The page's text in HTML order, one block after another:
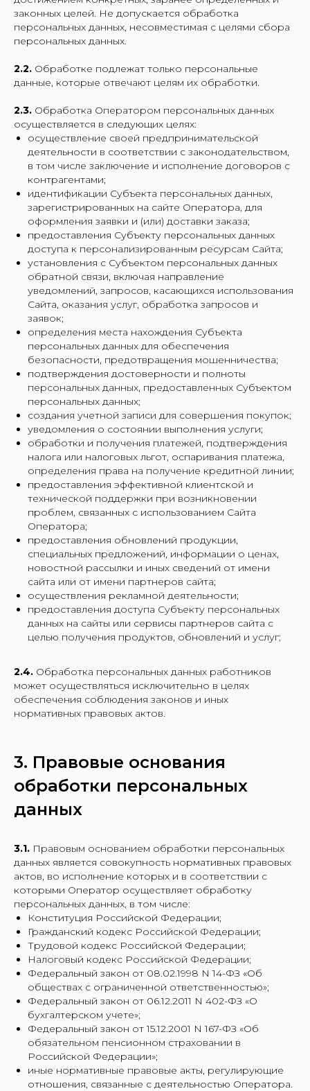
законных целей. Не допускается обработка
персональных данных, несовместимая с целями сбора
персональных данных.
2.2. Обработке подлежат только персональные
данные, которые отвечают целям их обработки.
2.3. Обработка Оператором персональных данных
осуществляется в следующих целях:
осуществление своей предпринимательской
деятельности в соответствии с законодательством,
в том числе заключение и исполнение договоров с
контрагентами;
идентификации Субъекта персональных данных,
зарегистрированных на сайте Оператора, для
оформления заявки и (или) доставки заказа;
предоставления Субъекту персональных данных
доступа к персонализированным ресурсам Сайта;
установления с Субъектом персональных данных
обратной связи, включая направление
уведомлений, запросов, касающихся использования
Сайта, оказания услуг, обработка запросов и
заявок;
определения места нахождения Субъекта
персональных данных для обеспечения
безопасности, предотвращения мошенничества;
подтверждения достоверности и полноты
персональных данных, предоставленных Субъектом
персональных данных;
создания учетной записи для совершения покупок;
уведомления о состоянии выполнения услуги;
обработки и получения платежей, подтверждения
налога или налоговых льгот, оспаривания платежа,
определения права на получение кредитной линии;
предоставления эффективной клиентской и
технической поддержки при возникновении
проблем, связанных с использованием Сайта
Оператора;
предоставления обновлений продукции,
специальных предложений, информации о ценах,
новостной рассылки и иных сведений от имени
сайта или от имени партнеров сайта;
осуществления рекламной деятельности;
предоставления доступа Субъекту персональных
данных на сайты или сервисы партнеров сайта с
целью получения продуктов, обновлений и услуг;
2.4. Обработка персональных данных работников
может осуществляться исключительно в целях
обеспечения соблюдения законов и иных
нормативных правовых актов.
3. Правовые основания
обработки персональных
данных
3.1. Правовым основанием обработки персональных
данных является совокупность нормативных правовых
актов, во исполнение которых и в соответствии с
которыми Оператор осуществляет обработку
персональных данных, в том числе:
Конституция Российской Федерации;
Гражданский кодекс Российской Федерации;
Трудовой кодекс Российской Федерации;
Налоговый кодекс Российской Федерации;
Федеральный закон от 08.02.1998 N 14-ФЗ «Об
обществах с ограниченной ответственностью»;
Федеральный закон от 06.12.2011 N 402-ФЗ «О
бухгалтерском учете»;
Федеральный закон от 15.12.2001 N 167-ФЗ «Об
обязательном пенсионном страховании в
Российской Федерации»;
иные нормативные правовые акты, регулирующие
отношения, связанные с деятельностью Оператора.